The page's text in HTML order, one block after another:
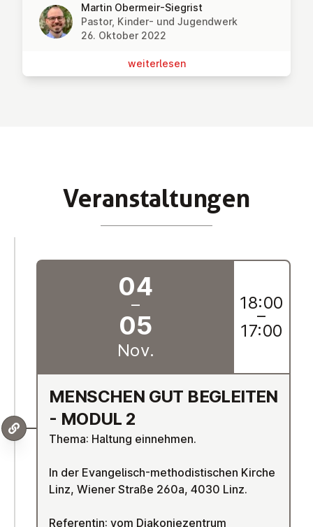
Martin Obermeir-Siegrist
Pastor, Kinder- und Jugendwerk
26. Oktober 2022
wei­ter­le­sen
Ver­an­stal­tun­gen
MENSCHEN GUT BEGLEITEN
- MODUL 2
Thema: Haltung einnehmen.
In der Evangelisch-methodistischen Kirche
Linz, Wiener Straße 260a, 4030 Linz.
Referentin: vom Diakoniezentrum
04
–
05
Nov.
18:00
–
17:00